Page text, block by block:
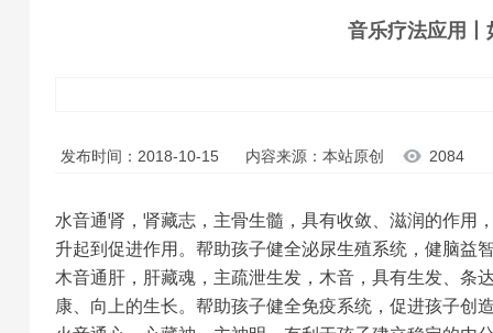
音乐疗法应用
发布时间：2018-10-15 内容来源：本站原创 2084
水音通肾 ，肾藏志，主骨生髓，具有收敛、滋润的作
升起到促进作用。帮助孩子健全泌尿生殖系统，健脑益
木音通肝 ，肝藏魂，主疏泄生发，木音，具有生发、
康、向上的生长。帮助孩子健全免疫系统，促进孩子创